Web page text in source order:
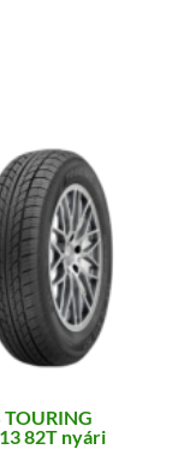
TOURING
82T nyári